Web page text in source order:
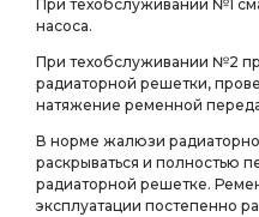
При техобслуживании №1
насоса.
При техобслуживании №2
радиаторной решетки,
натяжение ременной
В норме жалюзи
раскрываться и полностью
радиаторной решетке.
эксплуатации постепенно